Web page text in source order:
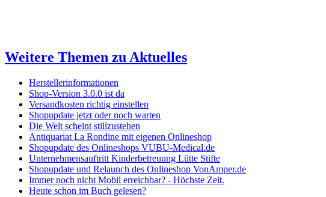
Weitere Themen zu Aktuelles
Herstellerinformationen
Shop-Version 3.0.0 ist da
Versandkosten richtig einstellen
Shopupdate jetzt oder noch warten
Die Welt scheint stillzustehen
Antiquariat La Rondine mit eigenen Onlineshop
Shopupdate des Onlineshops VUBU-Medical.de
Unternehmensauftritt Kinderbetreuung Lütte Stifte
Shopupdate und Relaunch des Onlineshop VonAmper.de
Immer noch nicht Mobil erreichbar? - Höchste Zeit.
Heute schon im Buch gelesen?